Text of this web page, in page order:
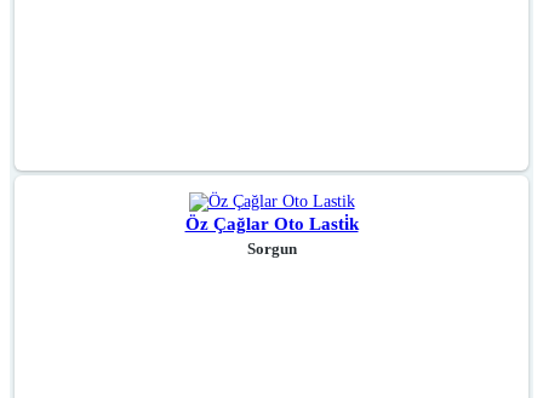
Öz Çağlar Oto Lasti̇k
Sorgun